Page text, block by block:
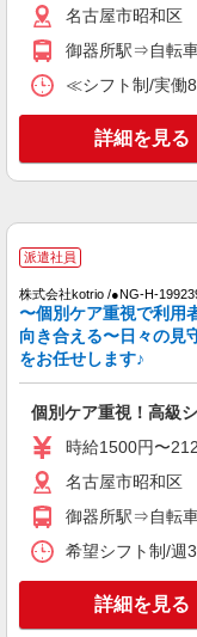
正社員
グループホーム ソラス
介護
（
夜割
キープ
株式会社kotrio /●NG-H-
御
通費
キープ
正社員
グループホーム ソラス
介護
名古屋市昭和区
御器所駅⇒自転
≪シフト制/実働
詳細を見る
派遣社員
株式会社kotrio /●NG-H-
〜個別ケア重視で利用
向き合える〜日々の見
をお任せします♪
個別ケア重視！高級
時給1500円〜
名古屋市昭和区
御器所駅⇒自転
希望シフト制/週
詳細を見る